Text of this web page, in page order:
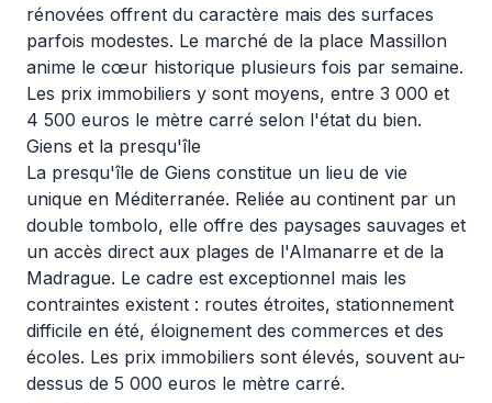
rénovées offrent du caractère mais des surfaces
parfois modestes. Le marché de la place Massillon
anime le cœur historique plusieurs fois par semaine.
Les prix immobiliers y sont moyens, entre 3 000 et
4 500 euros le mètre carré selon l'état du bien.
Giens et la presqu'île
La presqu'île de Giens constitue un lieu de vie
unique en Méditerranée. Reliée au continent par un
double tombolo, elle offre des paysages sauvages et
un accès direct aux plages de l'Almanarre et de la
Madrague. Le cadre est exceptionnel mais les
contraintes existent : routes étroites, stationnement
difficile en été, éloignement des commerces et des
écoles. Les prix immobiliers sont élevés, souvent au-
dessus de 5 000 euros le mètre carré.